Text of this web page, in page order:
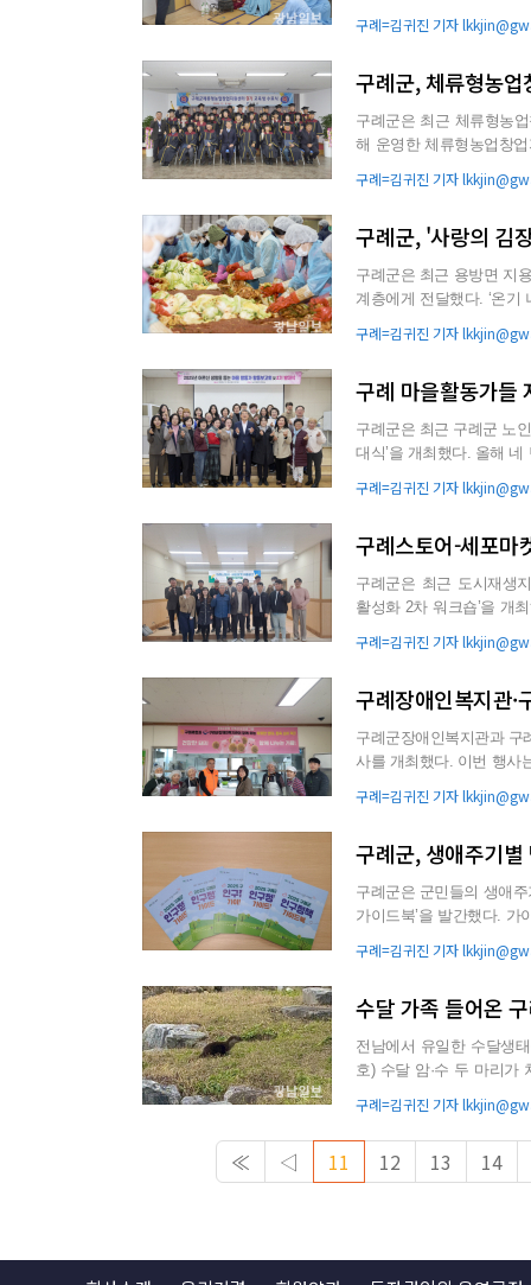
구례=김귀진 기자
구례군, 체류형농
구례군은 최근 체류형농
해 운영한 체류형농업창업지원센터
구례=김귀진 기자
구례군, '사랑의 김
구례군은 최근 용방면 지
계층에게 전달했다. ‘온기 나눔 캠페인’의 일한으로 실시된 이번 김장김치 나누기 행사에는 3일 동
구례=김귀진 기자
구례 마을활동가들
구례군은 최근 구례군 노
대식’을 개최했다. 올해 네 번째 개최한 간담회는 어르신 생활을 돕는 마을활동가들과 읍면 담당자
구례=김귀진 기자
구례스토어-세포마
구례군은 최근 도시재생
활성화 2차 워크숍’을 개
구례=김귀진 기자
구례장애인복지관·
구례군장애인복지관과
사를 개최했다. 이번 행사는 ESG 경영실천과 지역 상생을 위한 협력 프로그램의 일환으로 마련됐
구례=김귀진 기자
구례군, 생애주기
구례군은 군민들의 생애
가이드북’을 발간했다. 가이드북은 임신·출산, 영·유아, 아동·청소년, 청년, 중·장년, 노년, 공통 7개
구례=김귀진 기자
수달 가족 들어온
전남에서 유일한 수달생
호) 수달 암·수 두 마리가 처음으
구례=김귀진 기자
≪ ◁ 11 12 13 14